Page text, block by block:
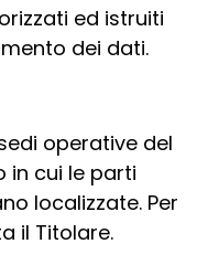
ed istruiti
dei dati.
operative del
in cui le parti
localizzate. Per
il Titolare.